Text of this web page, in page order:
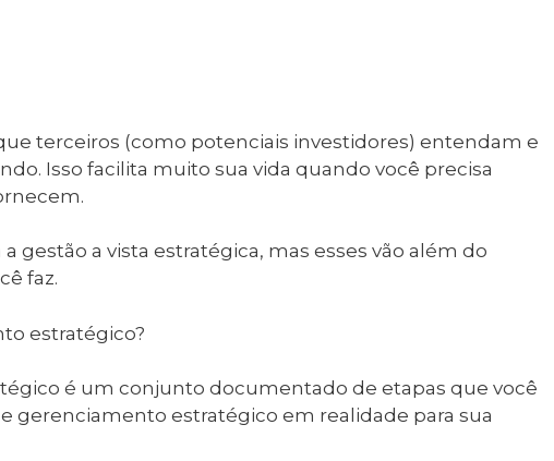
terceiros (como potenciais investidores) entendam e
Isso facilita muito sua vida quando você precisa
gestão a vista estratégica, mas esses vão além do
faz.
estratégico?
é um conjunto documentado de etapas que você
gerenciamento estratégico em realidade para sua